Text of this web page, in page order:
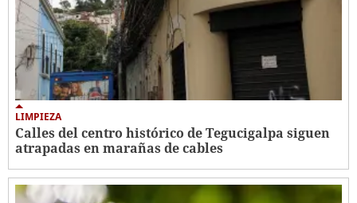
LIMPIEZA
Calles del centro histórico de Tegucigalpa siguen
atrapadas en marañas de cables